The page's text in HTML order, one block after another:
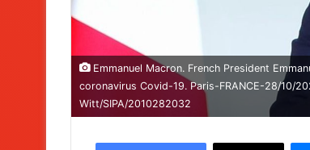
Emmanuel Macron. French President
coronavirus Covid-19. Paris-FRANCE-28/10/
Witt/SIPA/2010282032